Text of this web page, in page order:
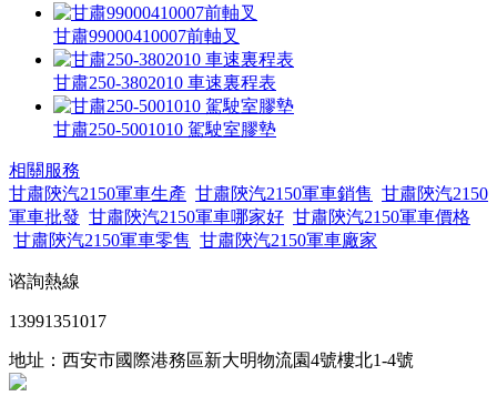
甘肅99000410007前軸叉
甘肅250-3802010 車速裏程表
甘肅250-5001010 駕駛室膠墊
相關服務
甘肅陝汽2150軍車生產 甘肅陝汽2150軍車銷售 甘肅陝汽2150
軍車批發 甘肅陝汽2150軍車哪家好 甘肅陝汽2150軍車價格
甘肅陝汽2150軍車零售 甘肅陝汽2150軍車廠家
谘詢熱線
13991351017
地址：西安市國際港務區新大明物流園4號樓北1-4號